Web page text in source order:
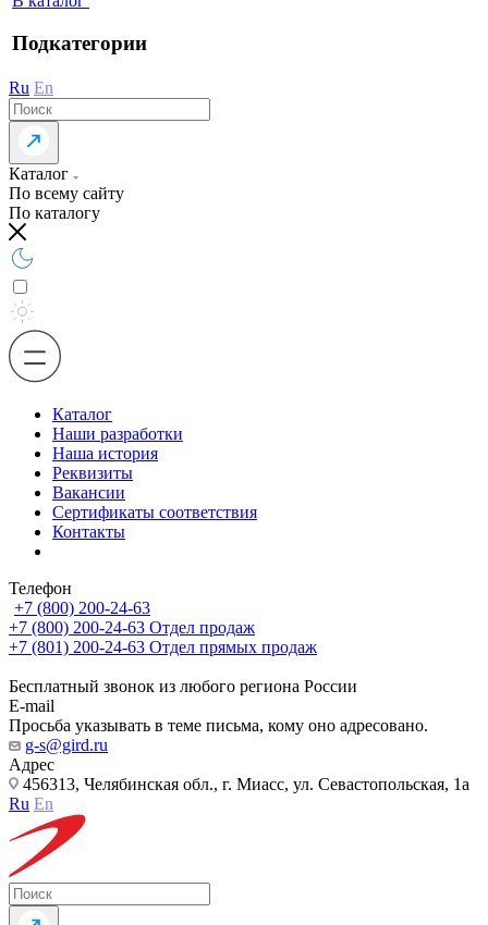
Подкатегории
Ru En
Каталог
По всему сайту
По каталогу
Каталог
Наши разработки
Наша история
Реквизиты
Вакансии
Сертификаты соответствия
Контакты
Телефон
+7 (800) 200-24-63
+7 (800) 200-24-63 Отдел продаж
+7 (801) 200-24-63 Отдел прямых продаж
Бесплатный звонок из любого региона России
E-mail
Просьба указывать в теме письма, кому оно адресовано.
g-s@gird.ru
Адрес
456313, Челябинская обл., г. Миасс, ул. Севастопольская, 1а
Ru En